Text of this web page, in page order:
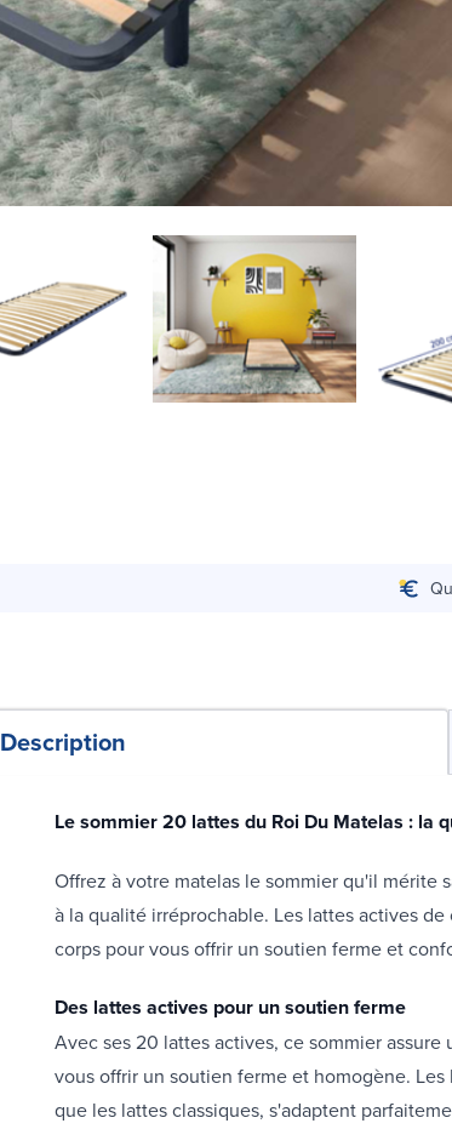
Description
Le sommier 20 lattes du Roi Du Matelas : la
Offrez à votre matelas le sommier qu'il mérite
à la qualité irréprochable. Les lattes actives
corps pour vous offrir un soutien ferme et
Des lattes actives pour un soutien ferme
Avec ses 20 lattes actives, ce sommier
vous offrir un soutien ferme et homogène.
que les lattes classiques, s'adaptent